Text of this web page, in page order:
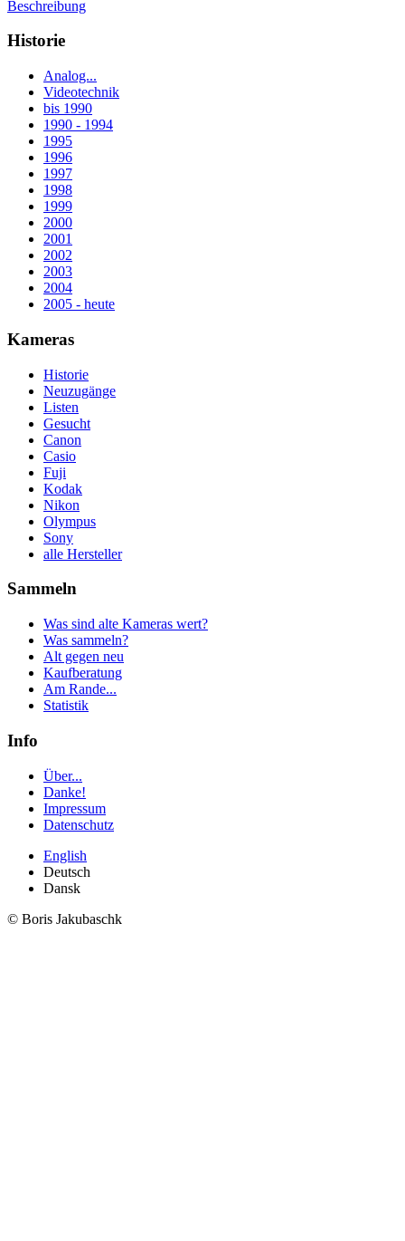
Beschreibung
Historie
Analog...
Videotechnik
bis 1990
1990 - 1994
1995
1996
1997
1998
1999
2000
2001
2002
2003
2004
2005 - heute
Kameras
Historie
Neuzugänge
Listen
Gesucht
Canon
Casio
Fuji
Kodak
Nikon
Olympus
Sony
alle Hersteller
Sammeln
Was sind alte Kameras wert?
Was sammeln?
Alt gegen neu
Kaufberatung
Am Rande...
Statistik
Info
Über...
Danke!
Impressum
Datenschutz
English
Deutsch
Dansk
© Boris Jakubaschk